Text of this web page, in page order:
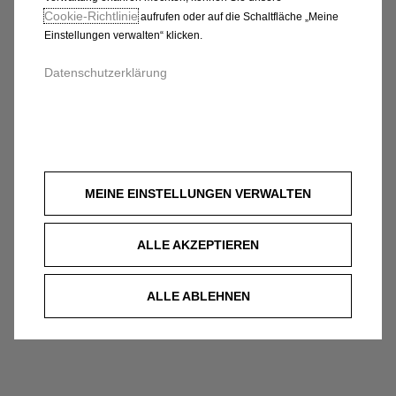
GMBH, LANDSHUT
Cookie‑Richtlinieaufrufen oder auf die Schaltfläche „Meine
Einstellungen verwalten“ klicken.
Datenschutzerklärung
MEINE EINSTELLUNGEN VERWALTEN
ALLE AKZEPTIEREN
ALLE ABLEHNEN